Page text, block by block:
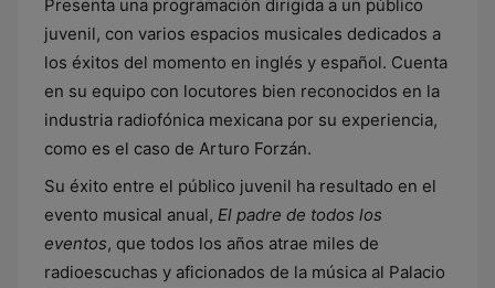
Presenta una programación dirigida a un público
juvenil, con varios espacios musicales dedicados a
los éxitos del momento en inglés y español. Cuenta
en su equipo con locutores bien reconocidos en la
industria radiofónica mexicana por su experiencia,
como es el caso de Arturo Forzán.
Su éxito entre el público juvenil ha resultado en el
evento musical anual, El padre de todos los
eventos, que todos los años atrae miles de
radioescuchas y aficionados de la música al Palacio